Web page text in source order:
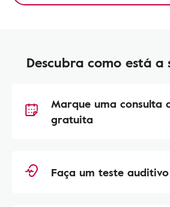
Descubra como está a
Marque uma consulta
gratuita
Faça um teste